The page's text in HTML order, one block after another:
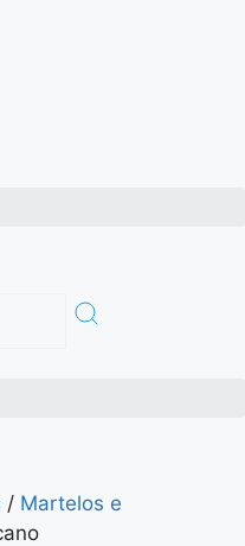
/ Martelos e